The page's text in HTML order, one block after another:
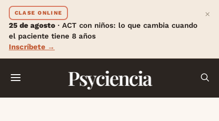
CLASE ONLINE
25 de agosto · ACT con niños: lo que cambia cuando
el paciente tiene 8 años
Inscríbete →
×
Psyciencia